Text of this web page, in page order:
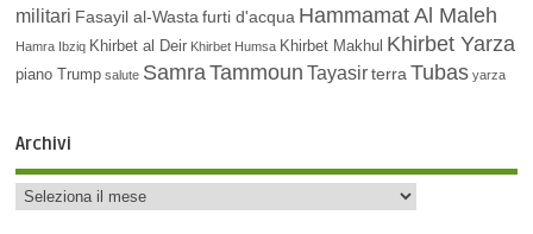
militari Fasayil al-Wasta furti d'acqua Hammamat Al Maleh
Hamra Ibziq Khirbet al Deir Khirbet Humsa Khirbet Makhul Khirbet Yarza
piano Trump salute Samra Tammoun Tayasir terra Tubas yarza
Archivi